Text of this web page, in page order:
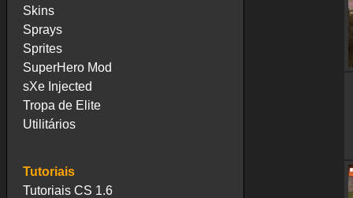
Skins
Sprays
Sprites
SuperHero Mod
sXe Injected
Tropa de Elite
Utilitários
Tutoriais
Tutoriais CS 1.6